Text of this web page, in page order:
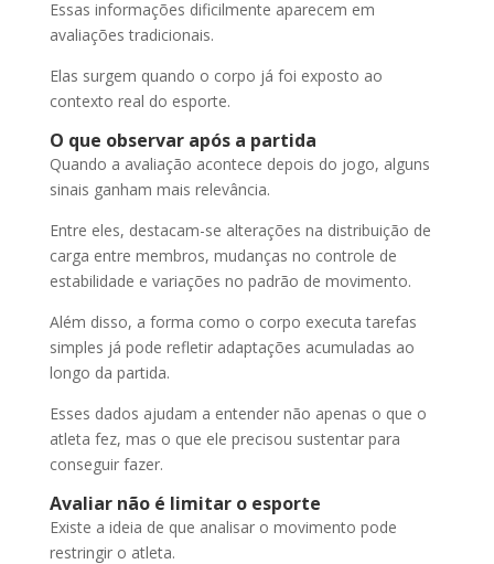
Essas informações dificilmente aparecem em
avaliações tradicionais.
Elas surgem quando o corpo já foi exposto ao
contexto real do esporte.
O que observar após a partida
Quando a avaliação acontece depois do jogo, alguns
sinais ganham mais relevância.
Entre eles, destacam-se alterações na distribuição de
carga entre membros, mudanças no controle de
estabilidade e variações no padrão de movimento.
Além disso, a forma como o corpo executa tarefas
simples já pode refletir adaptações acumuladas ao
longo da partida.
Esses dados ajudam a entender não apenas o que o
atleta fez, mas o que ele precisou sustentar para
conseguir fazer.
Avaliar não é limitar o esporte
Existe a ideia de que analisar o movimento pode
restringir o atleta.